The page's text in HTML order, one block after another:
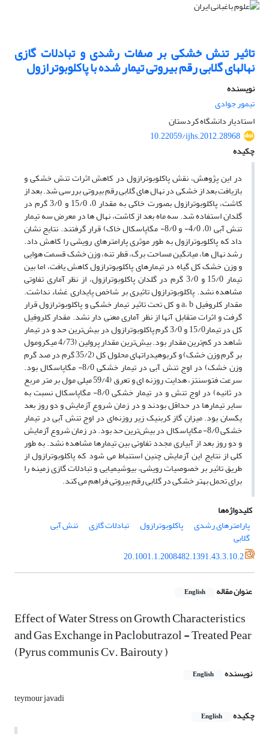
تاثیر تنش خشکی بر صفات رشدی و تبادلات گازی
نهالهای گلابی رقم بیروتی تیمار شده با پاکلوبوترازول
نویسنده
تیمور جوادی
استادیار دانشگاه کردستان
10.22059/ijhs.2012.28968
چکیده
در این پژوهش، نقش پاکلوبوترازول در کاهش اثرات تنش خشکی و
بازیافت بعد از خشکی در نهال های گلابی رقم بیروتی بررسی شد. بعد از
کاشت، پاکلوبوترازول بصورت خاکی به مقدار 0، 15/0 و 3/0 گرم در
گلدان استفاده شد. سه ماه بعد از کاشت، نهال ها در معرض سه تیمار
تنش آبی (0، 4/0- و 8/0- مگاپاسکال خاک) قرار گرفتند. نتایج نشان
داد که پاکلوبوترازول به طور موثری پارامترهای رویشی را کاهش داد.
رشد نهال ها، میانگین مساحت برگ، قطر تنه، وزن خشک قسمت هوایی
و وزن خشک کل گیاه در تیمارهای پاکلوبوترازول کاهش یافت، اما بین
تیمار 15/0 و 3/0 گرم در گلدان پاکلوبوترازول، از نظر آماری تفاوتی
مشاهده نشد. پاکلوبوترازول تاثیری بر شاخص پایداری غشاء نداشت.
مقدار کلروفیل a، b و کل تحت تاثیر تیمار خشکی و پاکلوبوترازول قرار
گرفت و اثرات متقابل آنها از نظر آماری معنی دار نشد. مقدار کلروفیل
کل در تیمار15/0 و 3/0 گرم پاکلوبوترازول در بیش‌ترین حد و در تیمار
شاهد در کم‌ترین مقدار بود. بیش‌ترین مقدار پرولین (4/73 میکرومول
بر گرم وزن خشک) و کربوهیدراتهای محلول کل (35/2 گرم در صد گرم
وزن خشک) در اوج تنش آبی در تیمار خشکی 8/0- مگاپاسکال بود.
سرعت فتوسنتز، هدایت روزنه ای و تعرق (59/4 میلی مول بر متر مربع
در ثانیه) در اوج تنش و در تیمار خشکی 8/0- مگاپاسکال نسبت به
سایر تیمارها در حداقل بودند و در زمان شروع آزمایش و دو روز بعد
یکسان بود. میزان گاز کربنیک زیر روزنه‌ای در اوج تنش آبی در تیمار
خشکی 8/0- مگاپاسکال در بیش‌ترین حد بود. در زمان شروع آزمایش
و دو روز بعد از آبیاری مجدد تفاوتی بین تیمارها مشاهده نشد. به طور
کلی از نتایج این آزمایش چنین استنباط می شود که پاکلوبوترازول از
طریق تاثیر بر خصوصیات رویشی، بیوشیمیایی و تبادلات گازی زمینه را
برای تحمل بهتر خشکی در گلابی رقم بیروتی فراهم می کند.
کلیدواژه‌ها
پارامترهای رشدی
پاکلوبوترازول تبادلات گازی تنش آبی
گلابی
20.1001.1.2008482.1391.43.3.10.2
عنوان مقاله English
Effect of Water Stress on Growth Characteristics
and Gas Exchange in Paclobutrazol - Treated Pear
(Pyrus communis Cv. Bairouty )
نویسنده English
teymour javadi
چکیده
English